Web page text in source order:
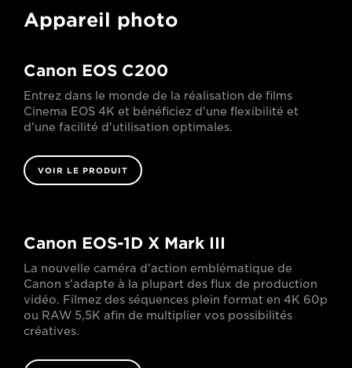
Appareil photo
Canon EOS C200
Entrez dans le monde de la réalisation de films
Cinema EOS 4K et bénéficiez d'une flexibilité et
d'une facilité d'utilisation optimales.
VOIR LE PRODUIT
Canon EOS-1D X Mark III
La nouvelle caméra d'action emblématique de
Canon s'adapte à la plupart des flux de production
vidéo. Filmez des séquences plein format en 4K 60p
ou RAW 5,5K afin de multiplier vos possibilités
créatives.